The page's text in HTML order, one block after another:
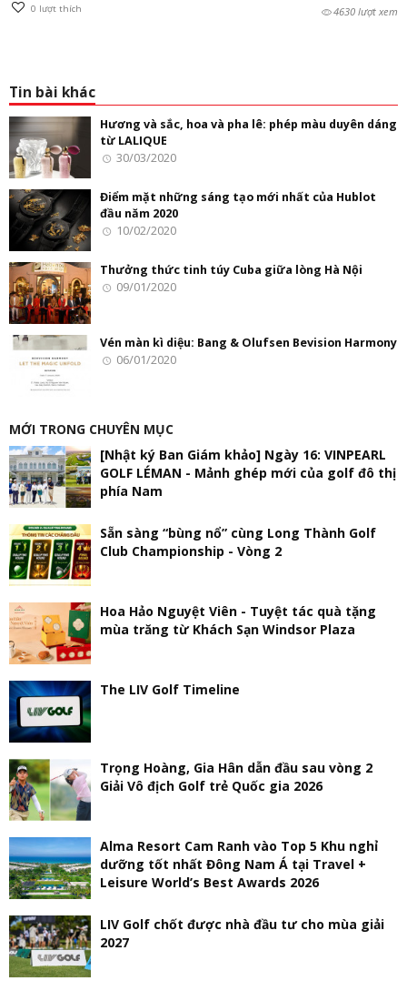
0 lượt thích 4630 lượt xem
Tin bài khác
Hương và sắc, hoa và pha lê: phép màu duyên dáng
từ LALIQUE
30/03/2020
Điểm mặt những sáng tạo mới nhất của Hublot
đầu năm 2020
10/02/2020
Thưởng thức tinh túy Cuba giữa lòng Hà Nội
09/01/2020
Vén màn kì diệu: Bang & Olufsen Bevision Harmony
06/01/2020
MỚI TRONG CHUYÊN MỤC
[Nhật ký Ban Giám khảo] Ngày 16: VINPEARL
GOLF LÉMAN - Mảnh ghép mới của golf đô thị
phía Nam
Sẵn sàng “bùng nổ” cùng Long Thành Golf
Club Championship - Vòng 2
Hoa Hảo Nguyệt Viên - Tuyệt tác quà tặng
mùa trăng từ Khách Sạn Windsor Plaza
The LIV Golf Timeline
Trọng Hoàng, Gia Hân dẫn đầu sau vòng 2
Giải Vô địch Golf trẻ Quốc gia 2026
Alma Resort Cam Ranh vào Top 5 Khu nghỉ
dưỡng tốt nhất Đông Nam Á tại Travel +
Leisure World’s Best Awards 2026
LIV Golf chốt được nhà đầu tư cho mùa giải
2027